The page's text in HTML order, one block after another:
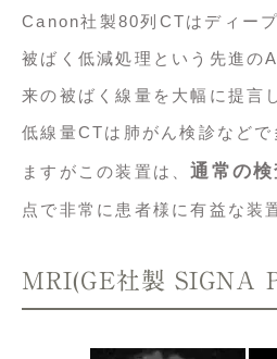
Canon社製80列CTはディー
被ばく低減処理という先進の
来の被ばく線量を大幅に提言
低線量CTは肺がん検診など
ますがこの装置は、通常の検
点で非常に患者様に有益な装
MRI(GE社製 SIGNA